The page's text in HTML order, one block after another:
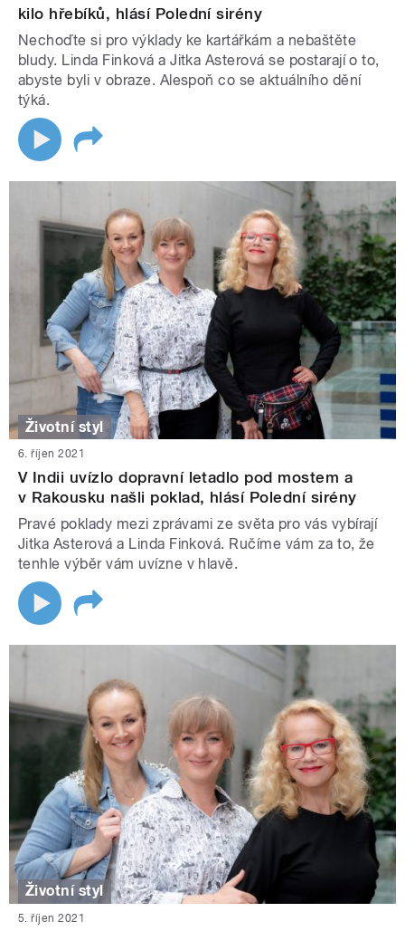
kilo hřebíků, hlásí Polední sirény
Nechoďte si pro výklady ke kartářkám a nebaštěte
bludy. Linda Finková a Jitka Asterová se postarají o to,
abyste byli v obraze. Alespoň co se aktuálního dění
týká.
Životní styl
6. říjen 2021
V Indii uvízlo dopravní letadlo pod mostem a
v Rakousku našli poklad, hlásí Polední sirény
Pravé poklady mezi zprávami ze světa pro vás vybírají
Jitka Asterová a Linda Finková. Ručíme vám za to, že
tenhle výběr vám uvízne v hlavě.
Životní styl
5. říjen 2021